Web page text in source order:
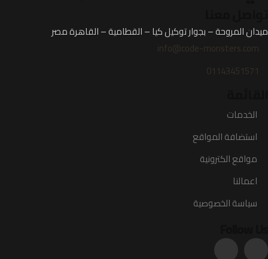
ميدان المروحة – بجوار توكيل كيا – القطامية – القاهرة مصر
info@code-monsters.com
01143451571
الخدمات
استضافة المواقع
مواقع الكترونية
اعمالنا
سياسة الخصوصية